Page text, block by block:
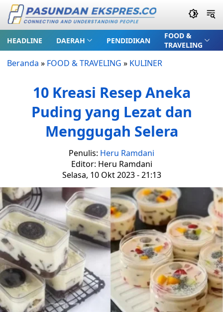
HEADLINE DAERAH PENDIDIKAN
FOOD &
TRAVELING
Beranda » FOOD & TRAVELING » KULINER
10 Kreasi Resep Aneka
Puding yang Lezat dan
Menggugah Selera
Penulis: Heru Ramdani
Editor: Heru Ramdani
Selasa, 10 Okt 2023 - 21:13